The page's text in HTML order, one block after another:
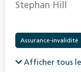
Stephan Hill
Assurance-invalidité
Afficher tous